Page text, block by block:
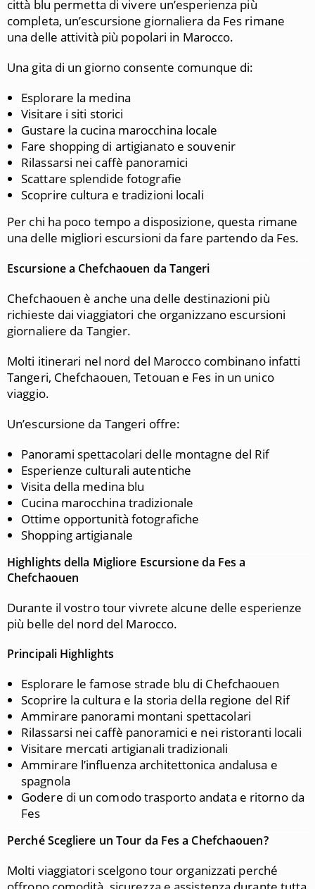
città blu permetta di vivere un’esperienza più
completa, un’escursione giornaliera da Fes rimane
una delle attività più popolari in Marocco.
Una gita di un giorno consente comunque di:
Esplorare la medina
Visitare i siti storici
Gustare la cucina marocchina locale
Fare shopping di artigianato e souvenir
Rilassarsi nei caffè panoramici
Scattare splendide fotografie
Scoprire cultura e tradizioni locali
Per chi ha poco tempo a disposizione, questa rimane
una delle migliori escursioni da fare partendo da Fes.
Escursione a Chefchaouen da Tangeri
Chefchaouen è anche una delle destinazioni più
richieste dai viaggiatori che organizzano escursioni
giornaliere da Tangier.
Molti itinerari nel nord del Marocco combinano infatti
Tangeri, Chefchaouen, Tetouan e Fes in un unico
viaggio.
Un’escursione da Tangeri offre:
Panorami spettacolari delle montagne del Rif
Esperienze culturali autentiche
Visita della medina blu
Cucina marocchina tradizionale
Ottime opportunità fotografiche
Shopping artigianale
Highlights della Migliore Escursione da Fes a
Chefchaouen
Durante il vostro tour vivrete alcune delle esperienze
più belle del nord del Marocco.
Principali Highlights
Esplorare le famose strade blu di Chefchaouen
Scoprire la cultura e la storia della regione del Rif
Ammirare panorami montani spettacolari
Rilassarsi nei caffè panoramici e nei ristoranti locali
Visitare mercati artigianali tradizionali
Ammirare l’influenza architettonica andalusa e
spagnola
Godere di un comodo trasporto andata e ritorno da
Fes
Perché Scegliere un Tour da Fes a Chefchaouen?
Molti viaggiatori scelgono tour organizzati perché